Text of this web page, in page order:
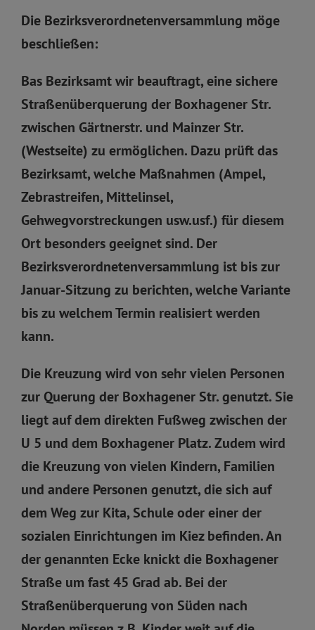
Die Bezirksverordnetenversammlung möge
beschließen:
Bas Bezirksamt wir beauftragt, eine sichere
Straßenüberquerung der Boxhagener Str.
zwischen Gärtnerstr. und Mainzer Str.
(Westseite) zu ermöglichen. Dazu prüft das
Bezirksamt, welche Maßnahmen (Ampel,
Zebrastreifen, Mittelinsel,
Gehwegvorstreckungen usw.usf.) für diesem
Ort besonders geeignet sind. Der
Bezirksverordnetenversammlung ist bis zur
Januar-Sitzung zu berichten, welche Variante
bis zu welchem Termin realisiert werden
kann.
Die Kreuzung wird von sehr vielen Personen
zur Querung der Boxhagener Str. genutzt. Sie
liegt auf dem direkten Fußweg zwischen der
U 5 und dem Boxhagener Platz. Zudem wird
die Kreuzung von vielen Kindern, Familien
und andere Personen genutzt, die sich auf
dem Weg zur Kita, Schule oder einer der
sozialen Einrichtungen im Kiez befinden. An
der genannten Ecke knickt die Boxhagener
Straße um fast 45 Grad ab. Bei der
Straßenüberquerung von Süden nach